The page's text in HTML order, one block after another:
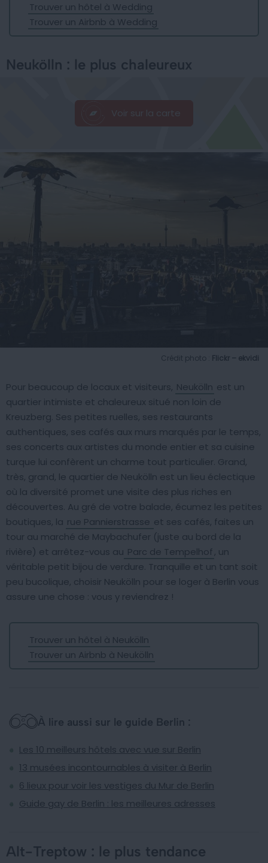
Trouver un hôtel à Wedding
Trouver un Airbnb à Wedding
Neukölln : le plus chaleureux
Voir sur la carte
Crédit photo : Flickr – ekvidi
Pour beaucoup de locaux et visiteurs, Neukölln est un
quartier intimiste et chaleureux situé non loin de
Kreuzberg. Ses petites ruelles, ses restaurants
authentiques, ses cafés aux murs marqués par le temps,
ses concerts aux artistes du monde entier et sa cuisine
turque lui confèrent un charme tout particulier. Grand,
très, grand, le quartier de Neukölln est un lieu éclectique
où la diversité promet une visite des plus riches en
découvertes. Au gré de votre balade, écumez les petites
boutiques, la rue Pannierstrasse et ses cafés, faites un
tour au marché de Maybachufer (juste au bord de la
rivière) et arrêtez-vous au Parc de Tempelhof, un
véritable petit bijou de verdure. Tranquille et un tant soit
peu bucolique, choisir Neukölln pour se loger à Berlin vous
assure une chose : vous y reviendrez !
Trouver un hôtel à Neukölln
Trouver un Airbnb à Neukölln
À lire aussi sur le guide Berlin :
Les 10 meilleurs hôtels avec vue sur Berlin
13 musées incontournables à visiter à Berlin
6 lieux pour voir les vestiges du Mur de Berlin
Guide gay de Berlin : les meilleures adresses
Alt-Treptow : le plus tendance